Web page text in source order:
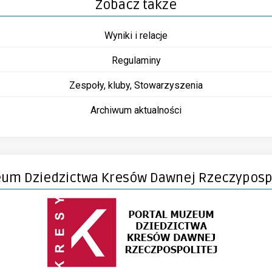
Zobacz także
Wyniki i relacje
Regulaminy
Zespoły, kluby, Stowarzyszenia
Archiwum aktualności
Dziedzictwa Kresów Dawnej